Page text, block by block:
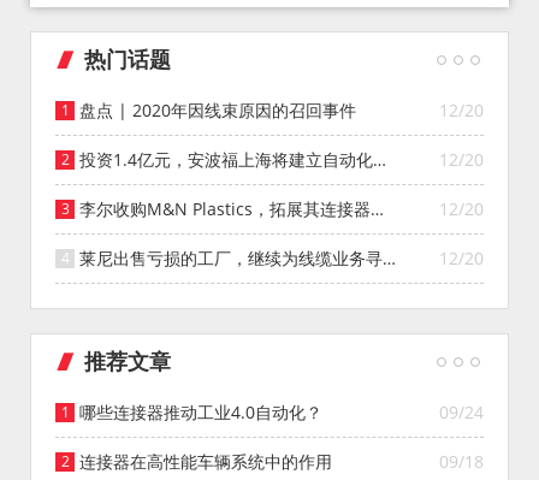
热门话题
12/20
盘点 | 2020年因线束原因的召回事件
12/20
投资1.4亿元，安波福上海将建立自动化智
能仓库
12/20
李尔收购M&N Plastics，拓展其连接器系
统业务
12/20
莱尼出售亏损的工厂，继续为线缆业务寻找
投资者
推荐文章
09/24
哪些连接器推动工业4.0自动化？
09/18
连接器在高性能车辆系统中的作用